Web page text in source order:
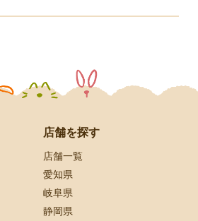
店舗を探す
店舗一覧
愛知県
岐阜県
静岡県